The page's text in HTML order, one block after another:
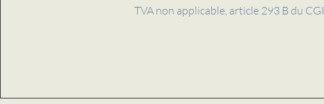
TVA non applicable, article 293 B du CGI